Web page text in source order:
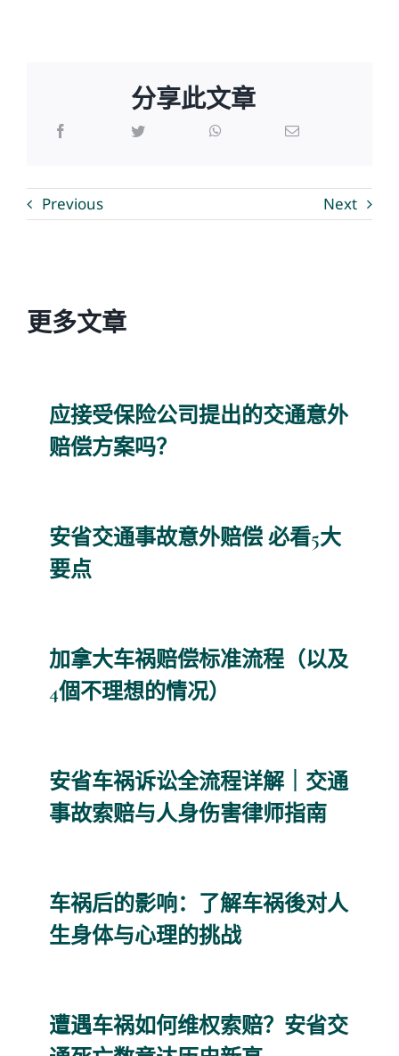
分享此文章
Previous Next
更多文章
应接受保险公司提出的交通意外
赔偿方案吗？
安省交通事故意外赔偿 必看5大
要点
加拿大车祸赔偿标准流程（以及
4個不理想的情况）
安省车祸诉讼全流程详解｜交通
事故索赔与人身伤害律师指南
车祸后的影响：了解车祸後对人
生身体与心理的挑战
遭遇车祸如何维权索赔？安省交